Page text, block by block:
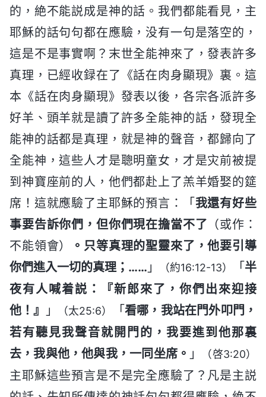
的，絶不能説成是神的話。我們都能看見，主
耶穌的話句句都在應驗，没有一句是落空的，
這是不是事實啊？末世全能神來了，發表許多
真理，已經收録在了《話在肉身顯現》裏。這
本《話在肉身顯現》發表以後，各宗各派許多
好羊、頭羊就是讀了許多全能神的話，發現全
能神的話都是真理，就是神的聲音，都歸向了
全能神，這些人才是聰明童女，才是灾前被提
到神寶座前的人，他們都赴上了羔羊婚娶的筵
席！這就應驗了主耶穌的預言：「 我還有好些
事要告訴你們，但你們現在擔當不了 （或作：
不能領會）
。只等真理的聖靈來了，他要引導
你們進入一切的真理；…… 」 （約16:12-13） 「 半
夜有人喊着説：『新郎來了，你們出來迎接
他！』
」 （太25:6） 「 看哪，我站在門外叩門，
若有聽見我聲音就開門的，我要進到他那裏
去，我與他，他與我，一同坐席。 」 （啓3:20）
主耶穌這些預言是不是完全應驗了？凡是主説